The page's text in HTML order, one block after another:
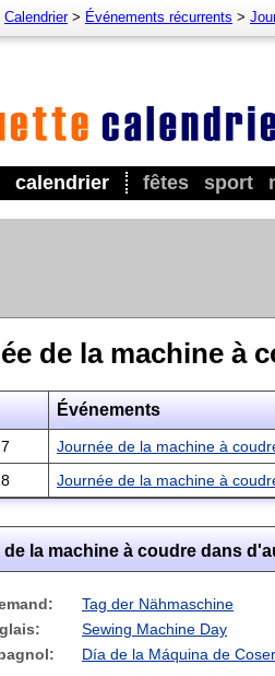
calendrier fêtes sport
Calendrier> Événements récurrents >
de la machine à
Événements
Journée de la machine à
Journée de la machine à
la machine à coudre dans
Tag der Nähmaschine
Sewing Machine Day
Día de la Máquina de Coser